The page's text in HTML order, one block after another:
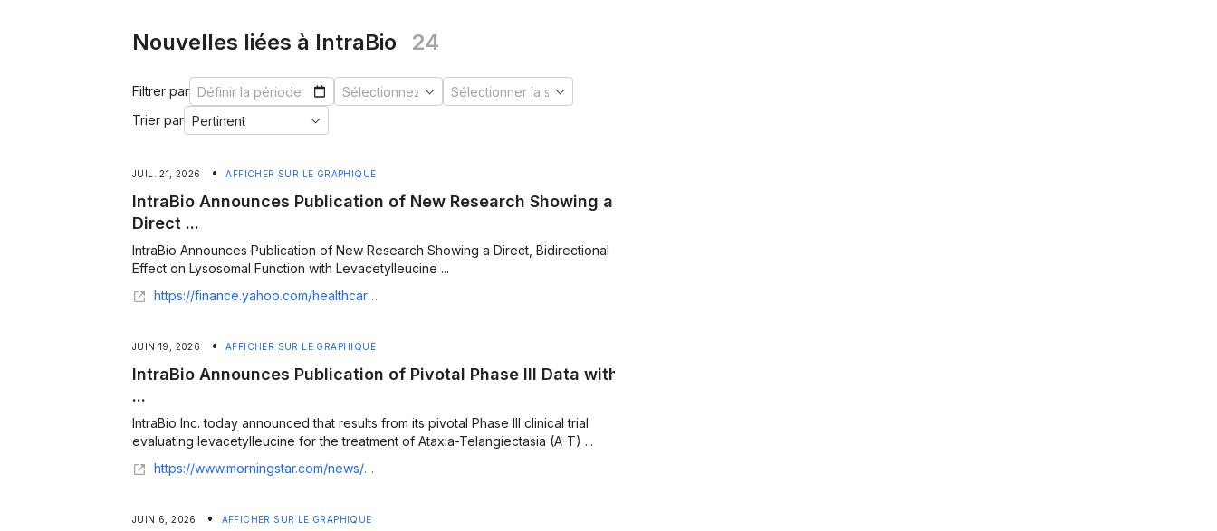
Nouvelles liées à IntraBio 24
Filtrer par
Trier par
JUIL. 21, 2026 • AFFICHER SUR LE GRAPHIQUE
IntraBio Announces Publication of New Research Showing a
Direct ...
IntraBio Announces Publication of New Research Showing a Direct, Bidirectional
Effect on Lysosomal Function with Levacetylleucine ...
https://finance.yahoo.com/healthcare/articles/intrabio-announces-publication-research-showing-123000896.html
JUIN 19, 2026 • AFFICHER SUR LE GRAPHIQUE
IntraBio Announces Publication of Pivotal Phase III Data with
...
IntraBio Inc. today announced that results from its pivotal Phase III clinical trial
evaluating levacetylleucine for the treatment of Ataxia-Telangiectasia (A-T) ...
https://www.morningstar.com/news/business-wire/20260618205413/intrabio-announces-publication-of-pivotal-phase-iii-data-with-levacetylleucine-for-ataxia-telangiectasia-in-the-lancet-neurology
JUIN 6, 2026 • AFFICHER SUR LE GRAPHIQUE